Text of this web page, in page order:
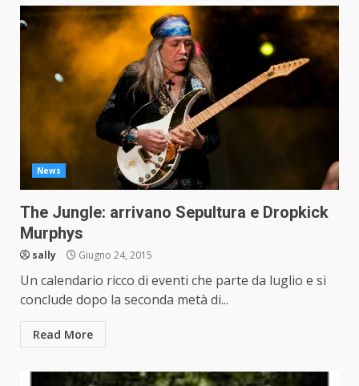
News
The Jungle: arrivano Sepultura e Dropkick
Murphys
sally Giugno 24, 2015
Un calendario ricco di eventi che parte da luglio e si
conclude dopo la seconda metà di...
Read More